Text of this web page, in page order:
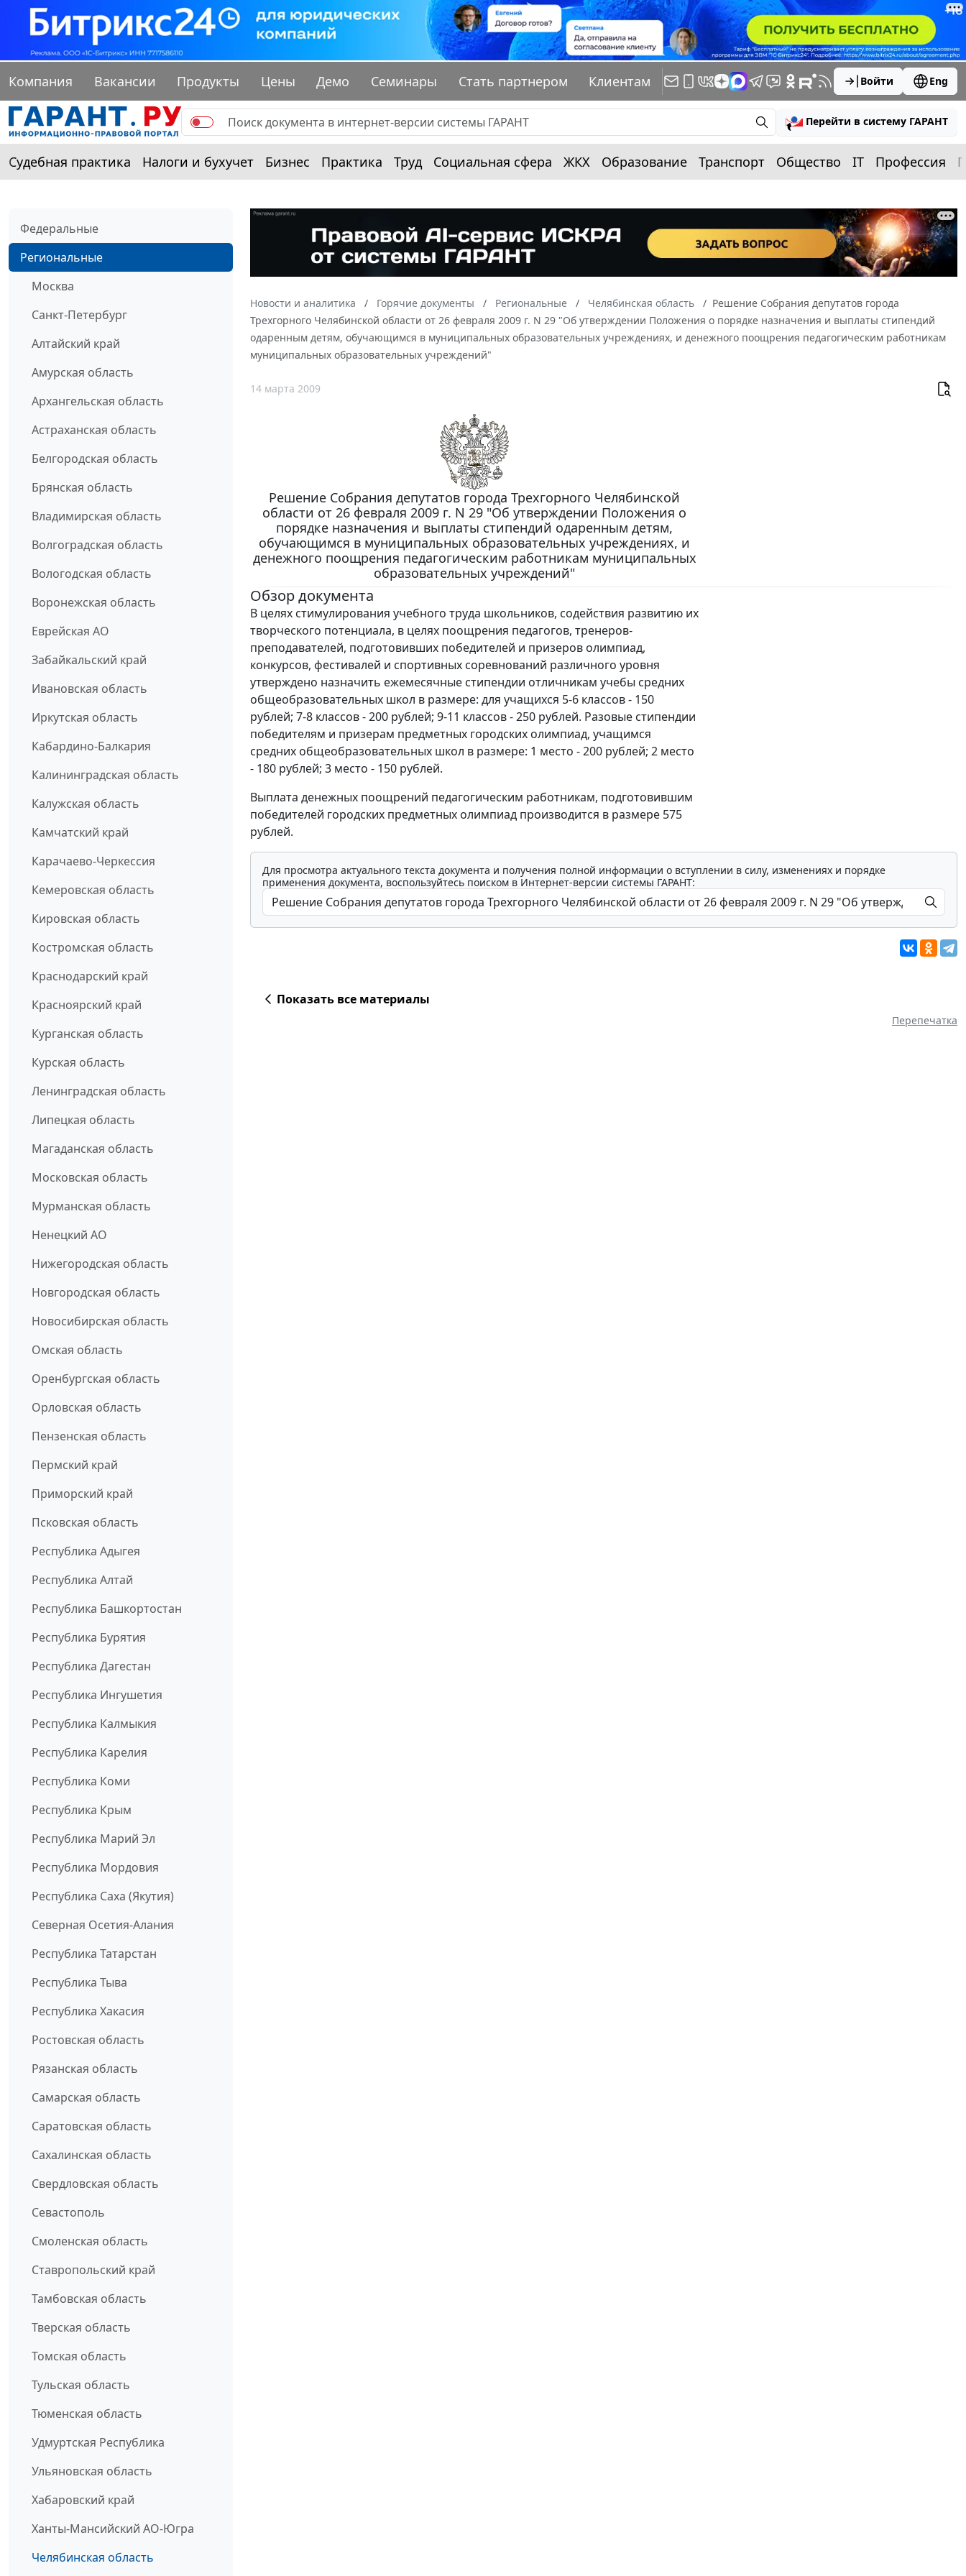
Компания Вакансии Продукты Цены Демо Семинары Стать партнером Клиентам Войти Eng
Перейти в систему ГАРАНТ
Судебная практика Налоги и бухучет Бизнес Практика Труд Социальная сфера ЖКХ Образование Транспорт Общество IT Профессия
Федеральные
Региональные
Москва
Санкт-Петербург
Алтайский край
Амурская область
Архангельская область
Астраханская область
Белгородская область
Брянская область
Владимирская область
Волгоградская область
Вологодская область
Воронежская область
Еврейская АО
Забайкальский край
Ивановская область
Иркутская область
Кабардино-Балкария
Калининградская область
Калужская область
Камчатский край
Карачаево-Черкессия
Кемеровская область
Кировская область
Костромская область
Краснодарский край
Красноярский край
Курганская область
Курская область
Ленинградская область
Липецкая область
Магаданская область
Московская область
Мурманская область
Ненецкий АО
Нижегородская область
Новгородская область
Новосибирская область
Омская область
Оренбургская область
Орловская область
Пензенская область
Пермский край
Приморский край
Псковская область
Республика Адыгея
Республика Алтай
Республика Башкортостан
Республика Бурятия
Республика Дагестан
Республика Ингушетия
Республика Калмыкия
Республика Карелия
Республика Коми
Республика Крым
Республика Марий Эл
Республика Мордовия
Республика Саха (Якутия)
Северная Осетия-Алания
Республика Татарстан
Республика Тыва
Республика Хакасия
Ростовская область
Рязанская область
Самарская область
Саратовская область
Сахалинская область
Свердловская область
Севастополь
Смоленская область
Ставропольский край
Тамбовская область
Тверская область
Томская область
Тульская область
Тюменская область
Удмуртская Республика
Ульяновская область
Хабаровский край
Ханты-Мансийский АО-Югра
Челябинская область
Новости и аналитика Горячие документы Региональные Челябинская область
Решение Собрания депутатов города
Трехгорного Челябинской области от 26 февраля 2009 г. N 29 "Об утверждении Положения о порядке назначения и выплаты стипендий
одаренным детям, обучающимся в муниципальных образовательных учреждениях, и денежного поощрения педагогическим работникам
муниципальных образовательных учреждений"
14 марта 2009
Решение Собрания депутатов города Трехгорного Челябинской
области от 26 февраля 2009 г. N 29 "Об утверждении Положения о
порядке назначения и выплаты стипендий одаренным детям,
обучающимся в муниципальных образовательных учреждениях, и
денежного поощрения педагогическим работникам муниципальных
образовательных учреждений"
Обзор документа
В целях стимулирования учебного труда школьников, содействия развитию их
творческого потенциала, в целях поощрения педагогов, тренеров-
преподавателей, подготовивших победителей и призеров олимпиад,
конкурсов, фестивалей и спортивных соревнований различного уровня
утверждено назначить ежемесячные стипендии отличникам учебы средних
общеобразовательных школ в размере: для учащихся 5-6 классов - 150
рублей; 7-8 классов - 200 рублей; 9-11 классов - 250 рублей. Разовые стипендии
победителям и призерам предметных городских олимпиад, учащимся
средних общеобразовательных школ в размере: 1 место - 200 рублей; 2 место
- 180 рублей; 3 место - 150 рублей.
Выплата денежных поощрений педагогическим работникам, подготовившим
победителей городских предметных олимпиад производится в размере 575
рублей.
Для просмотра актуального текста документа и получения полной информации о вступлении в силу, изменениях и порядке
применения документа, воспользуйтесь поиском в Интернет-версии системы ГАРАНТ:
Показать все материалы
Перепечатка